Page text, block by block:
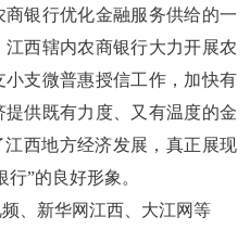
银行优化金融服务供给的一
西辖内农商银行大力开展农
支微普惠授信工作，加快有
供既有力度、又有温度的金
西地方经济发展，真正展现
”的良好形象。
新华网江西、大江网等